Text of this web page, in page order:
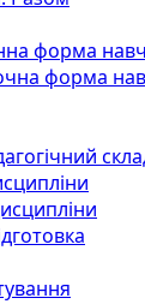
форма
форма